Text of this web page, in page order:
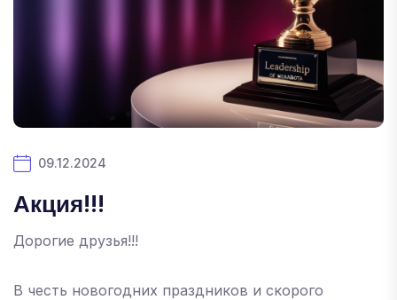
09.12.2024
Акция!!!
Дорогие друзья!!!
В честь новогодних праздников и скорого